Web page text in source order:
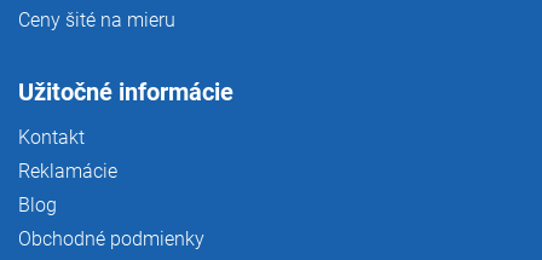
Ceny šité na mieru
Užitočné informácie
Kontakt
Reklamácie
Blog
Obchodné podmienky